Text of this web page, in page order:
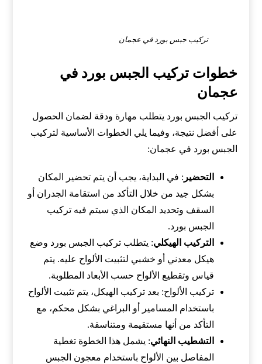
تركيب جبس بورد في عجمان
خطوات تركيب الجبس بورد في
عجمان
تركيب الجبس بورد يتطلب مهارة ودقة لضمان الحصول
على أفضل نتيجة، وفيما يلي الخطوات الأساسية لتركيب
الجبس بورد في عجمان:
التحضير : في البداية، يجب أن يتم تحضير المكان
بشكل جيد من خلال التأكد من استقامة الجدران أو
السقف وتحديد المكان الذي سيتم فيه تركيب
الجبس بورد.
التركيب الهيكلي: يتطلب تركيب الجبس بورد وضع
هيكل معدني أو خشبي لتثبيت الألواح عليه. يتم
قياس وتقطيع الألواح حسب الأبعاد المطلوبة.
تركيب الألواح: بعد تركيب الهيكل، يتم تثبيت الألواح
باستخدام المسامير أو البراغي بشكل محكم، مع
التأكد من أنها مستقيمة ومتناسقة.
التشطيب النهائي: يشمل هذا الخطوة تغطية
المفاصل بين الألواح باستخدام معجون الجبس